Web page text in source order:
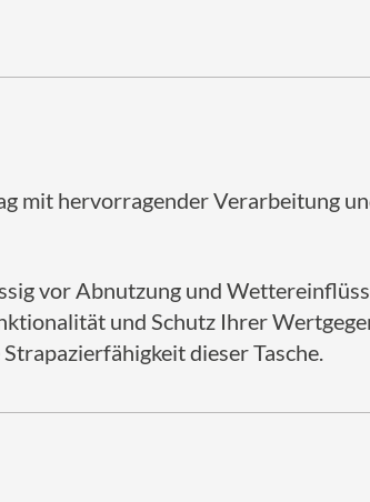
mit hervorragender Verarbeitung
vor Abnutzung und
und Schutz Ihrer
dieser Tasche.